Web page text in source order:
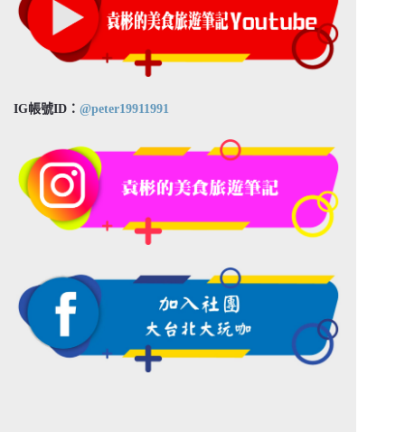
IG帳號ID： @peter19911991